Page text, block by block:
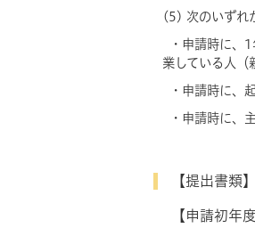
(5) 次のいずれ
・申請時に、
業している人（
・申請時に、
・申請時に、
【提出書類】
【申請初年